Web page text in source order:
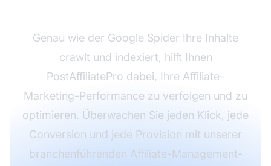
Genau wie der Google Spider Ihre Inhalte
crawlt und indexiert, hilft Ihnen
PostAffiliatePro dabei, Ihre Affiliate-
Marketing-Performance zu verfolgen und zu
optimieren. Überwachen Sie jeden Klick, jede
Conversion und jede Provision mit unserer
branchenführenden Affiliate-Management-